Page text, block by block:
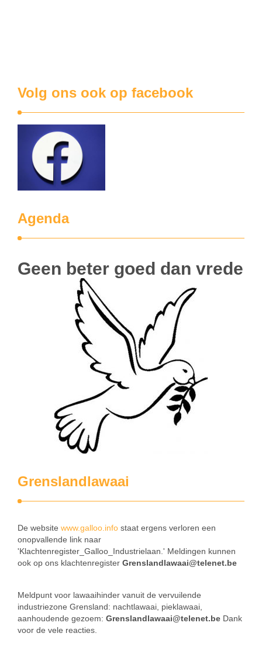
Volg ons ook op facebook
Agenda
Geen beter goed dan vrede
Grenslandlawaai
De website www.galloo.info staat ergens verloren een
onopvallende link naar
'Klachtenregister_Galloo_Industrielaan.' Meldingen kunnen
ook op ons klachtenregister Grenslandlawaai@telenet.be
Meldpunt voor lawaaihinder vanuit de vervuilende
industriezone Grensland: nachtlawaai, pieklawaai,
aanhoudende gezoem: Grenslandlawaai@telenet.be Dank
voor de vele reacties.